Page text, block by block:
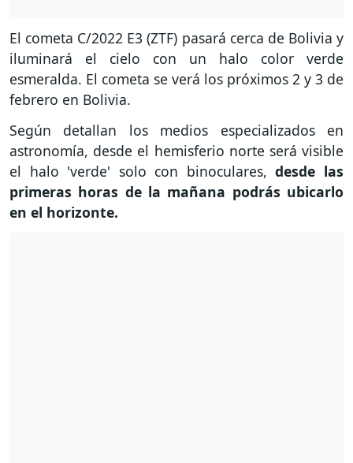
El cometa C/2022 E3 (ZTF) pasará cerca de Bolivia y
iluminará el cielo con un halo color verde
esmeralda. El cometa se verá los próximos 2 y 3 de
febrero en Bolivia.
Según detallan los medios especializados en
astronomía, desde el hemisferio norte será visible
el halo 'verde' solo con binoculares,desde las
primeras horas de la mañana podrás ubicarlo
en el horizonte.